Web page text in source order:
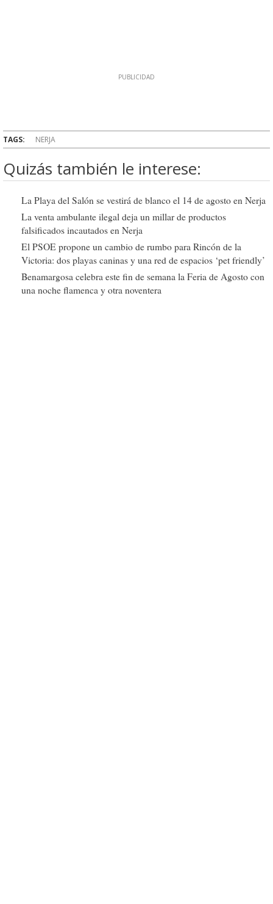
TAGS: NERJA
Quizás también le interese:
La Playa del Salón se vestirá de blanco el 14 de agosto en Nerja
La venta ambulante ilegal deja un millar de productos
falsificados incautados en Nerja
El PSOE propone un cambio de rumbo para Rincón de la
Victoria: dos playas caninas y una red de espacios ‘pet friendly’
Benamargosa celebra este fin de semana la Feria de Agosto con
una noche flamenca y otra noventera